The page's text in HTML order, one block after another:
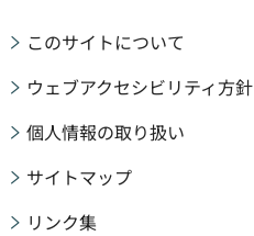
このサイトについて
ウェブアクセシビリティ方針
個人情報の取り扱い
サイトマップ
リンク集